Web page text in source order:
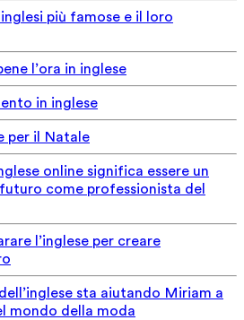
più famose e il loro
l’ora in inglese
in inglese
per il Natale
online significa essere un
come professionista del
l’inglese per creare
sta aiutando Miriam a
mondo della moda